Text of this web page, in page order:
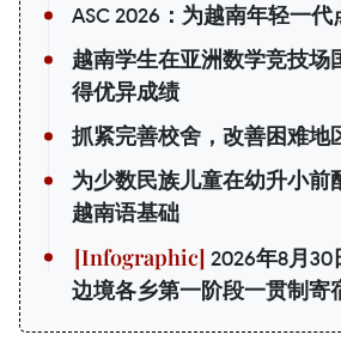
ASC 2026：为越南年轻一
越南学生在亚洲数学竞技场
得优异成绩
抓紧完善校舍，改善困难地
为少数民族儿童在幼升小前
越南语基础
2026年8月
边境各乡第一阶段一贯制寄